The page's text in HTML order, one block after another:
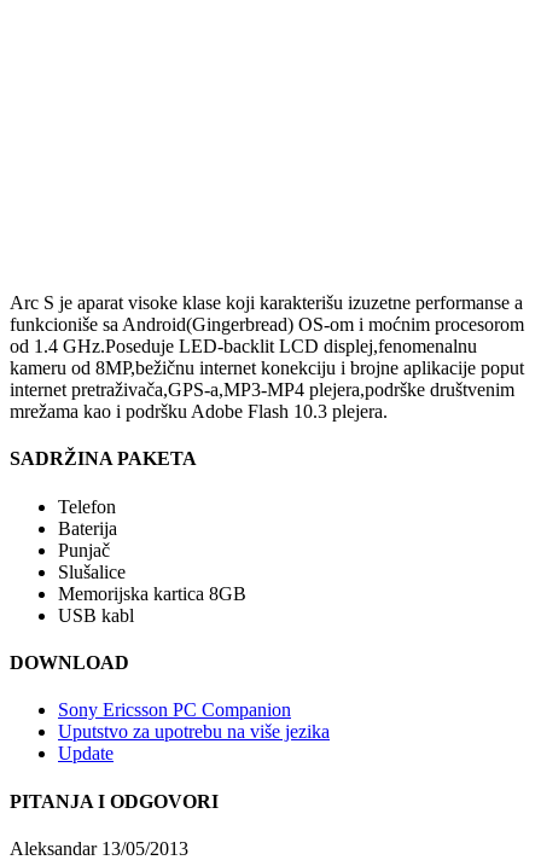
Arc S je aparat visoke klase koji karakterišu izuzetne performanse a
funkcioniše sa Android(Gingerbread) OS-om i moćnim procesorom
od 1.4 GHz.Poseduje LED-backlit LCD displej,fenomenalnu
kameru od 8MP,bežičnu internet konekciju i brojne aplikacije poput
internet pretraživača,GPS-a,MP3-MP4 plejera,podrške društvenim
mrežama kao i podršku Adobe Flash 10.3 plejera.
SADRŽINA PAKETA
Telefon
Baterija
Punjač
Slušalice
Memorijska kartica 8GB
USB kabl
DOWNLOAD
Sony Ericsson PC Companion
Uputstvo za upotrebu na više jezika
Update
PITANJA I ODGOVORI
Aleksandar 13/05/2013